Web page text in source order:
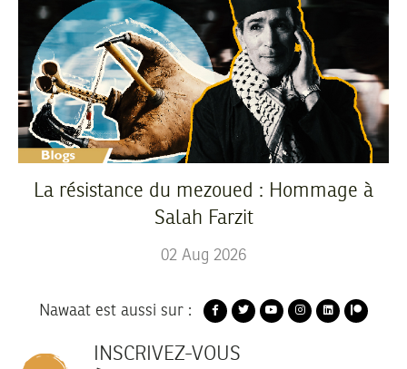
La résistance du mezoued : Hommage à
Salah Farzit
02 Aug 2026
Nawaat est aussi sur :
INSCRIVEZ-VOUS